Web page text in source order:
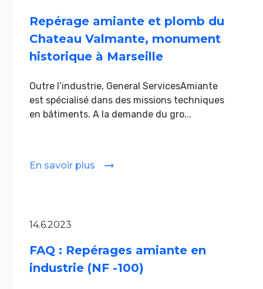
Repérage amiante et plomb du
Chateau Valmante, monument
historique à Marseille
Outre l’industrie, General ServicesAmiante
est spécialisé dans des missions techniques
en bâtiments. A la demande du gro...
En savoir plus
14.6.2023
FAQ : Repérages amiante en
industrie (NF -100)